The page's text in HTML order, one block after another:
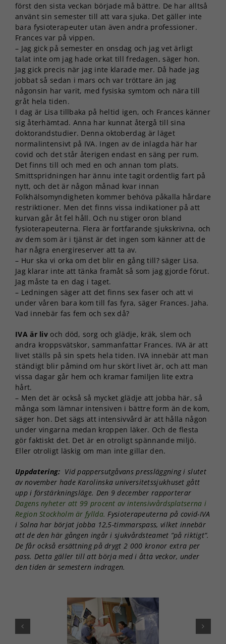
först den sista veckan började må bättre. De har alltså
använt sin semester till att vara sjuka. Det gäller inte
bara fysioterapeuter utan även andra professioner.
Frances var på vippen.
– Jag gick på semester en onsdag och jag vet ärligt
talat inte om jag hade orkat till fredagen, säger hon.
Jag gick precis när jag inte klarade mer. Då hade jag
jobbat så sedan i mars och var tröttare än jag
någonsin har varit, med fysiska symtom och nära till
gråt hela tiden.
I dag är Lisa tillbaka på heltid igen, och Frances känner
sig återhämtad. Anna har kunnat återgå till sina
doktorandstudier. Denna oktoberdag är läget
normalintensivt på IVA. Ingen av de inlagda här har
covid och det står återigen endast en säng per rum.
Det finns till och med en och annan tom plats.
Smittspridningen har ännu inte tagit ordentlig fart på
nytt, och det är någon månad kvar innan
Folkhälsomyndigheten kommer behöva påkalla hårdare
restriktioner. Men det finns vissa indikationer på att
kurvan går åt fel håll. Och nu stiger oron bland
fysioterapeuterna. Flera är fortfarande sjukskrivna, och
av dem som är i tjänst är det ingen som känner att de
har några energireserver att ta av.
– Hur ska vi orka om det blir en gång till? säger Lisa.
Jag klarar inte att tänka framåt så som jag gjorde förut.
Jag måste ta en dag i taget.
– Ledningen säger att det finns sex faser och att vi
under våren bara kom till fas fyra, säger Frances. Jaha.
Vad innebär fas fem och sex då?
IVA är liv och död, sorg och glädje, kräk, slem och
andra kroppsvätskor, sammanfattar Frances. IVA är att
livet ställs på sin spets hela tiden. IVA innebär att man
ständigt blir påmind om hur skört livet är, och att man
vissa dagar går hem och kramar familjen lite extra
hårt.
– Men det är också så mycket glädje att jobba här, så
många som lämnar intensiven i bättre form än de kom,
säger hon. Det sägs att intensivvård är att hålla någon
under vingarna medan kroppen läker. Och de flesta
gör faktiskt det. Det är en otroligt spännande miljö.
Eller otroligt läskig om man inte gillar den.
Uppdatering: Vid pappersutgåvans pressläggning i slutet
av november hade Karolinska universitetssjukhuset gått
upp i förstärkningsläge. Den 9 december rapporterar
Dagens nyheter att 99 procent av intensivvårdsplatserna i
Region Stockholm är fyllda. Fysioterapeuterna på covid-IVA
i Solna har börjat jobba 12,5-timmarspass, vilket innebär
att de den här gången ingår i sjukvårdsteamet ”på riktigt”.
De får också ersättning på drygt 2 000 kronor extra per
pass. Detta gäller till att börja med i åtta veckor, under
den tiden är semestern indragen.
Nödvändiga
Dessa kakor
går inte att
välja bort. De
att hemsidan
över huvud
taget ska
fungera.
För att vi ska
kunna
förbättra
hemsidans
funktionalitet
och
uppbyggnad,
baserat på
hur
hemsidan
Upplevelse
För att vår
hemsida ska
prestera så
bra som